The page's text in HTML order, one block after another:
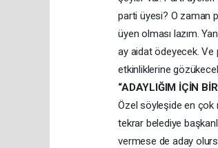
parti üyesi? O zaman
üyen olması lazım.
ay aidat ödeyecek. Ve
etkinliklerine
“ADAYLIĞIM İÇİN
Özel söyleşide en çok
tekrar belediye
vermese de aday